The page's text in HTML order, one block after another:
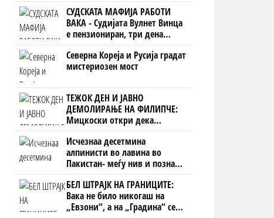
СУДСКАТА МАФИЈА РАБОТИ
ВАКА - Судијата Вулнет Винца
е пензиониран, три дена
откако му го врати пасошот
на бизнисменот Марковски
Северна Кореја и Русија градат
мистериозен мост
ТЕЖОК ДЕН И ЈАВНО
ДЕМОЛИРАЊЕ НА ФИЛИПЧЕ:
Мицкоски откри дека
човекот појма нема од
ништо, освен за кеш
Исчезнаа десетмина
алпинисти во лавина во
Пакистан- меѓу нив и познат
Непалец
БЕЛ ШТРАЈК НА ГРАНИЦИТЕ:
Вака не било никогаш на
„Евзони“, а на „Градина“ се